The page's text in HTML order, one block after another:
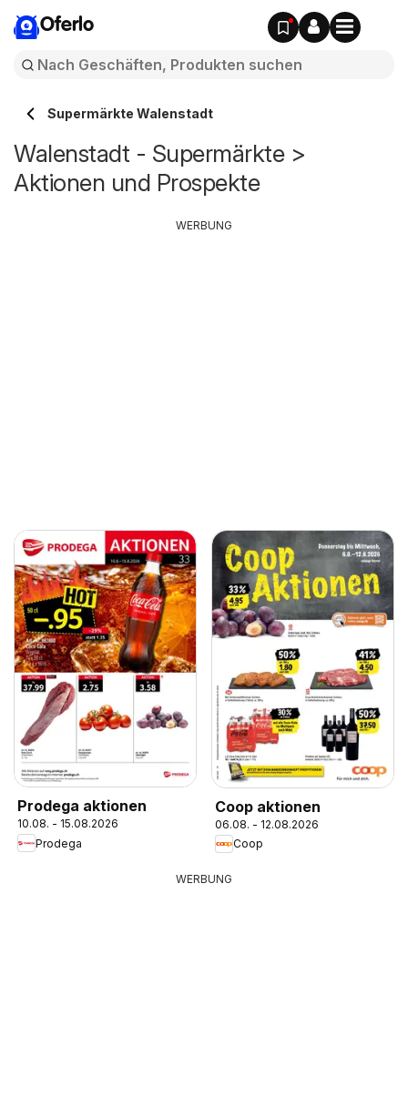
Oferlo
Supermärkte Walenstadt
Walenstadt - Supermärkte >
Aktionen und Prospekte
Prodega aktionen
10.08. - 15.08.2026
Prodega
Coop aktionen
06.08. - 12.08.2026
Coop
WERBUNG
WERBUNG